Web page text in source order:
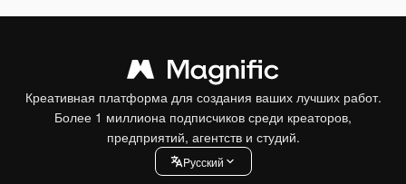
Креативная платформа для создания ваших лучших работ.
Более 1 миллиона подписчиков среди креаторов,
предприятий, агентств и студий.
Pусский